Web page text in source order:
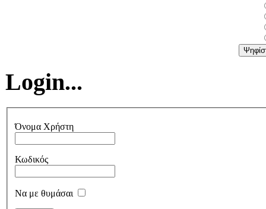
Login...
Όνομα Χρήστη
Κωδικός
Να με θυμάσαι